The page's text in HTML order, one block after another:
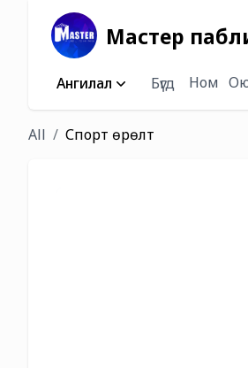
Мастер
Ангилал Бүгд Ном
All Спорт өрөлт